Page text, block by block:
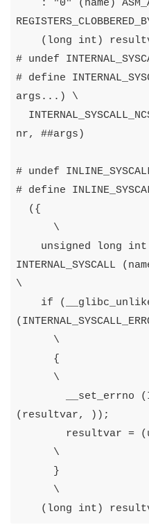
: "0" ( name )
( long int )
#
undef
#
define
args ...)
\
nr, ##args )
# undef
#
define
({
\
unsigned
long int
INTERNAL_SYSCALL
(
\
if
(
(
\
{
\
__set_errno
(
( resultvar, ));
resultvar = (
\
}
\
( long int )